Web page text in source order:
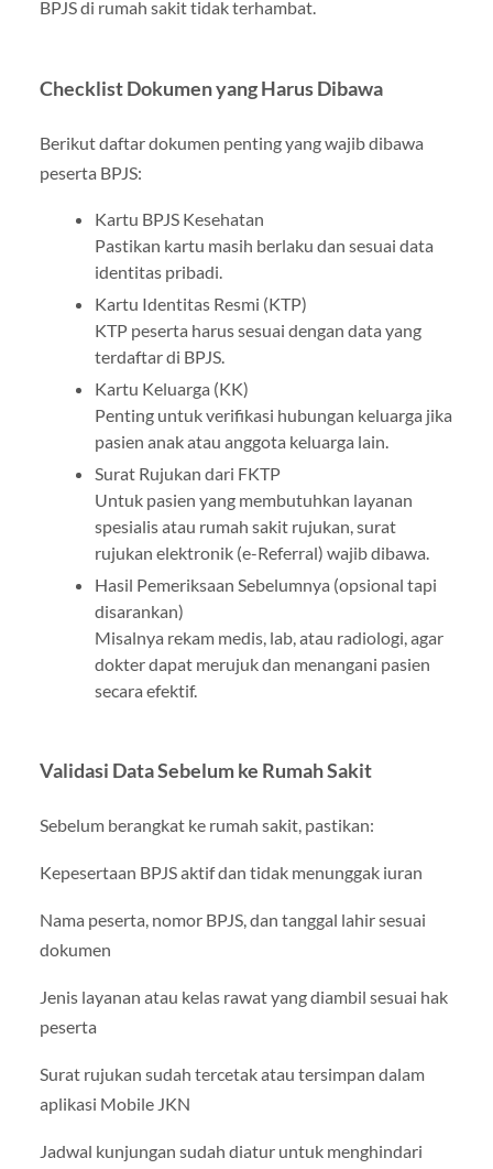
BPJS di rumah sakit tidak terhambat.
Checklist Dokumen yang Harus Dibawa
Berikut daftar dokumen penting yang wajib dibawa
peserta BPJS:
Kartu BPJS Kesehatan
Pastikan kartu masih berlaku dan sesuai data
identitas pribadi.
Kartu Identitas Resmi (KTP)
KTP peserta harus sesuai dengan data yang
terdaftar di BPJS.
Kartu Keluarga (KK)
Penting untuk verifikasi hubungan keluarga jika
pasien anak atau anggota keluarga lain.
Surat Rujukan dari FKTP
Untuk pasien yang membutuhkan layanan
spesialis atau rumah sakit rujukan, surat
rujukan elektronik (e-Referral) wajib dibawa.
Hasil Pemeriksaan Sebelumnya (opsional tapi
disarankan)
Misalnya rekam medis, lab, atau radiologi, agar
dokter dapat merujuk dan menangani pasien
secara efektif.
Validasi Data Sebelum ke Rumah Sakit
Sebelum berangkat ke rumah sakit, pastikan:
Kepesertaan BPJS aktif dan tidak menunggak iuran
Nama peserta, nomor BPJS, dan tanggal lahir sesuai
dokumen
Jenis layanan atau kelas rawat yang diambil sesuai hak
peserta
Surat rujukan sudah tercetak atau tersimpan dalam
aplikasi Mobile JKN
Jadwal kunjungan sudah diatur untuk menghindari